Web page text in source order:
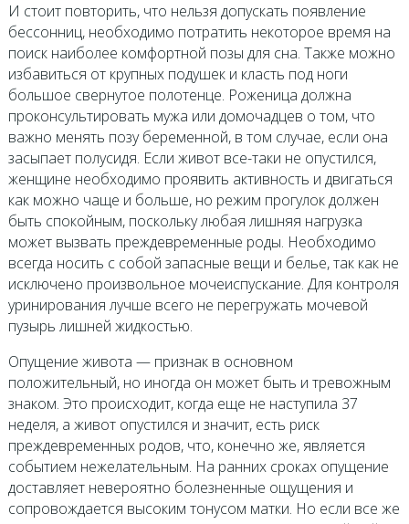
И стоит повторить, что нельзя допускать появление
бессонниц, необходимо потратить некоторое время на
поиск наиболее комфортной позы для сна. Также можно
избавиться от крупных подушек и класть под ноги
большое свернутое полотенце. Роженица должна
проконсультировать мужа или домочадцев о том, что
важно менять позу беременной, в том случае, если она
засыпает полусидя. Если живот все-таки не опустился,
женщине необходимо проявить активность и двигаться
как можно чаще и больше, но режим прогулок должен
быть спокойным, поскольку любая лишняя нагрузка
может вызвать преждевременные роды. Необходимо
всегда носить с собой запасные вещи и белье, так как не
исключено произвольное мочеиспускание. Для контроля
уринирования лучше всего не перегружать мочевой
пузырь лишней жидкостью.
Опущение живота — признак в основном
положительный, но иногда он может быть и тревожным
знаком. Это происходит, когда еще не наступила 37
неделя, а живот опустился и значит, есть риск
преждевременных родов, что, конечно же, является
событием нежелательным. На ранних сроках опущение
доставляет невероятно болезненные ощущения и
сопровождается высоким тонусом матки. Но если все же